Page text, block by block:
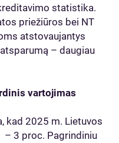
statistika.
priežiūros bei NT
atstovaujantys
– daugiau
vartojimas
kad 2025 m. Lietuvos
– 3 proc. Pagrindiniu